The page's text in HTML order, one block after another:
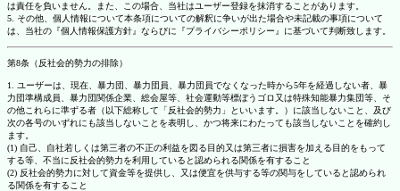
は責任を負いません。また、この場合、当社はユーザー登録を抹消することがあります。
5. その他、個人情報について本条項についての解釈に争いが出た場合や未記載の事項について
は、当社の『個人情報保護方針』ならびに『プライバシーポリシー』に基づいて判断致します。
第8条（反社会的勢力の排除）
1. ユーザーは、現在、暴力団、暴力団員、暴力団員でなくなった時から5年を経過しない者、暴
力団準構成員、暴力団関係企業、総会屋等、社会運動等標ぼうゴロ又は特殊知能暴力集団等、そ
の他これらに準ずる者（以下総称して「反社会的勢力」といいます。）に該当しないこと、及び
次の各号のいずれにも該当しないことを表明し、かつ将来にわたっても該当しないことを確約し
ます。
(1) 自己、自社若しくは第三者の不正の利益を図る目的又は第三者に損害を加える目的をもって
する等、不当に反社会的勢力を利用していると認められる関係を有すること
(2) 反社会的勢力に対して資金等を提供し、又は便宜を供与する等の関与をしていると認められ
る関係を有すること